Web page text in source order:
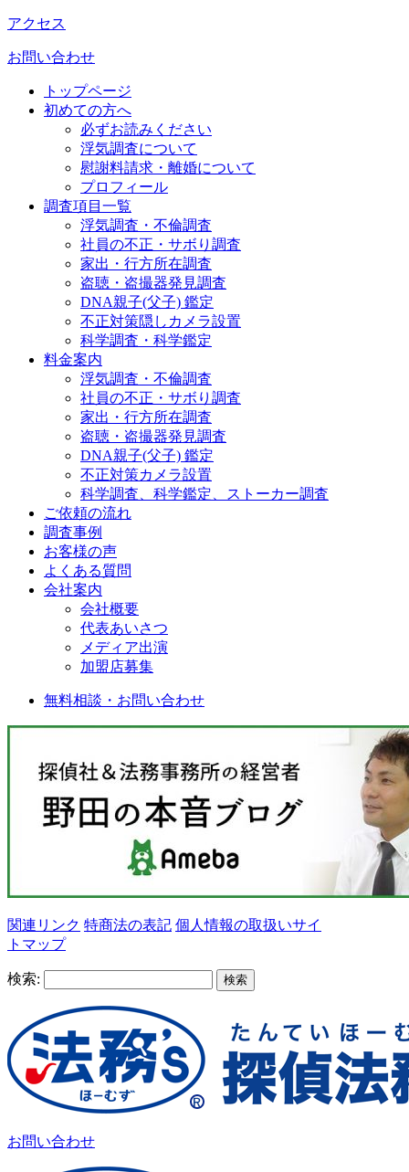
アクセス
お問い合わせ
トップページ
初めての方へ
必ずお読みください
浮気調査について
慰謝料請求・離婚について
プロフィール
調査項目一覧
浮気調査・不倫調査
社員の不正・サボり調査
家出・行方所在調査
盗聴・盗撮器発見調査
DNA親子(父子) 鑑定
不正対策隠しカメラ設置
科学調査・科学鑑定
料金案内
浮気調査・不倫調査
社員の不正・サボり調査
家出・行方所在調査
盗聴・盗撮器発見調査
DNA親子(父子) 鑑定
不正対策カメラ設置
科学調査、科学鑑定、ストーカー調査
ご依頼の流れ
調査事例
お客様の声
よくある質問
会社案内
会社概要
代表あいさつ
メディア出演
加盟店募集
無料相談・お問い合わせ
関連リンク 特商法の表記 個人情報の取扱いサイ
トマップ
検索:
お問い合わせ